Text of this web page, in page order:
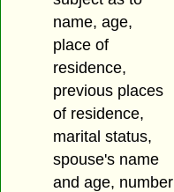
name, age,
place of
residence,
previous places
of residence,
marital status,
spouse's name
and age, number